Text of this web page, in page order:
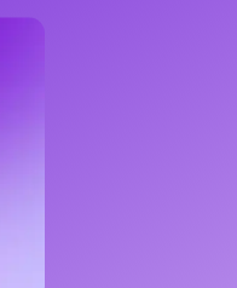
do Cliente
Global de
e
legais,